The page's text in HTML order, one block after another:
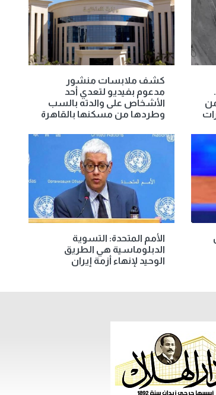
كشف ملابسات منشور
مدعوم بفيديو لتعدي أحد
الأشخاص على والدته بالسب
وطردها من مسكنها بالقاهرة
الأمم المتحدة: التسوية
الدبلوماسية هي الطريق
الوحيد لإنهاء أزمة إيران